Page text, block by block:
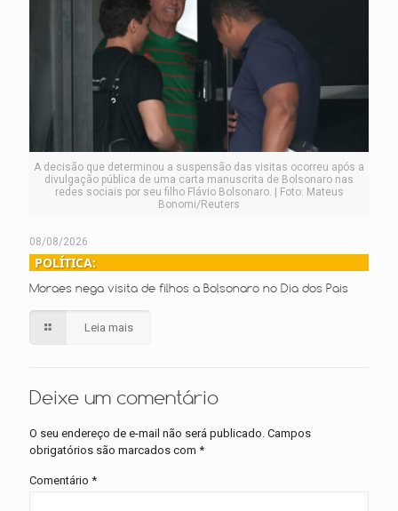
A decisão que determinou a suspensão das visitas ocorreu após a
divulgação pública de uma carta manuscrita de Bolsonaro nas
redes sociais por seu filho Flávio Bolsonaro. | Foto: Mateus
Bonomi/Reuters
08/08/2026
POLÍTICA:
Moraes nega visita de filhos a Bolsonaro no Dia dos Pais
Leia mais
Deixe um comentário
O seu endereço de e-mail não será publicado. Campos
obrigatórios são marcados com *
Comentário *